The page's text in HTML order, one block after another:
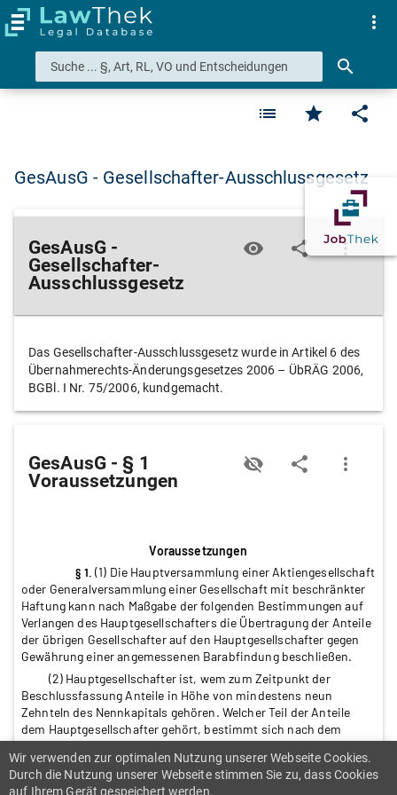
search
more_vert
list star share
GesAusG - Gesellschafter-Ausschlussgesetz
GesAusG -
Gesellschafter-
Ausschlussgesetz
visibility share more_vert
Das Gesellschafter-Ausschlussgesetz wurde in Artikel 6 des
Übernahmerechts-Änderungsgesetzes 2006 – ÜbRÄG 2006,
BGBl. I Nr. 75/2006, kundgemacht.
GesAusG - § 1
Voraussetzungen
visibility_off share more_vert
Voraussetzungen
§ 1. (1) Die Hauptversammlung einer Aktiengesellschaft
oder Generalversammlung einer Gesellschaft mit beschränkter
Haftung kann nach Maßgabe der folgenden Bestimmungen auf
Verlangen des Hauptgesellschafters die Übertragung der Anteile
der übrigen Gesellschafter auf den Hauptgesellschafter gegen
Gewährung einer angemessenen Barabfindung beschließen.
(2) Hauptgesellschafter ist, wem zum Zeitpunkt der
Beschlussfassung Anteile in Höhe von mindestens neun
Zehnteln des Nennkapitals gehören. Welcher Teil der Anteile
dem Hauptgesellschafter gehört, bestimmt sich nach dem
Verhältnis der ihm gehörenden Anteile zum Nennkapital, bei
Aktiengesellschaften mit Stückaktien nach der Zahl der Aktien.
Eigene Anteile der Gesellschaft oder Anteile, die einem anderen
Wir verwenden zur optimalen Nutzung unserer Webseite Cookies.
Durch die Nutzung unserer Webseite stimmen Sie zu, dass Cookies
auf Ihrem Gerät gespeichert werden.